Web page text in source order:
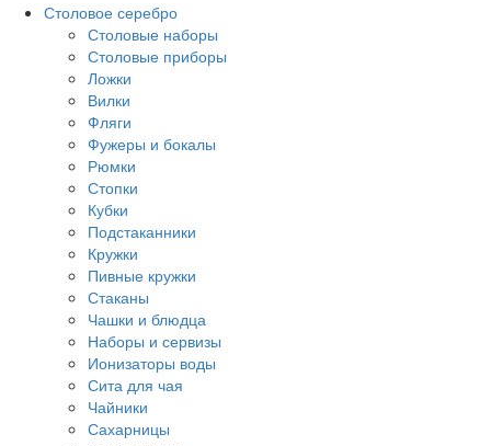
Столовое серебро
Столовые наборы
Столовые приборы
Ложки
Вилки
Фляги
Фужеры и бокалы
Рюмки
Стопки
Кубки
Подстаканники
Кружки
Пивные кружки
Стаканы
Чашки и блюдца
Наборы и сервизы
Ионизаторы воды
Сита для чая
Чайники
Сахарницы